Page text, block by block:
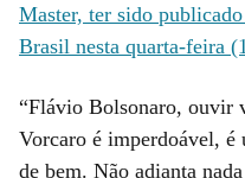
Master, ter sido
Brasil nesta quarta-feira
“Flávio Bolsonaro, ouvir
Vorcaro é imperdoável, é
de bem. Não adianta